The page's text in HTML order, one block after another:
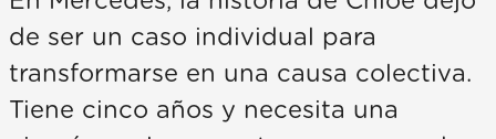
de ser un caso individual para
transformarse en una causa colectiva.
Tiene cinco años y necesita una